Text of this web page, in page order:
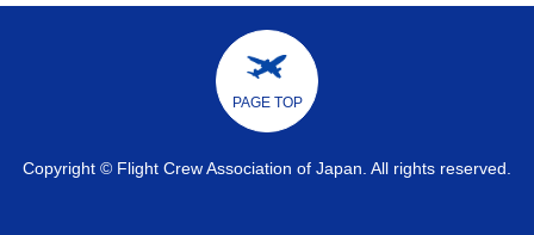
PAGE TOP
Copyright © Flight Crew Association of Japan. All rights reserved.